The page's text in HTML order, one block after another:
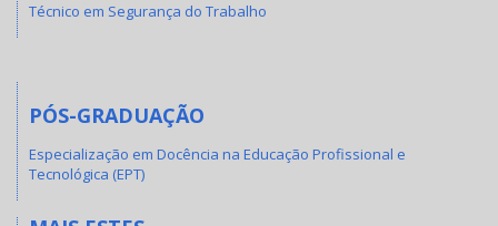
Técnico em Segurança do Trabalho
PÓS-GRADUAÇÃO
Especialização em Docência na Educação Profissional e
Tecnológica (EPT)